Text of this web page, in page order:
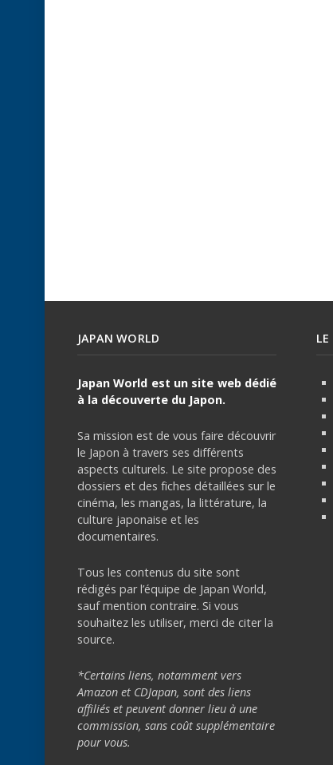
JAPAN WORLD
Japan World est un site web dédié
à la découverte du Japon.
Sa mission est de vous faire découvrir
le Japon à travers ses différents
aspects culturels. Le site propose des
dossiers et des fiches détaillées sur le
cinéma, les mangas, la littérature, la
culture japonaise et les
documentaires.
Tous les contenus du site sont
rédigés par l’équipe de Japan World,
sauf mention contraire. Si vous
souhaitez les utiliser, merci de citer la
source.
*Certains liens, notamment vers
Amazon et CDJapan, sont des liens
affiliés et peuvent donner lieu à une
commission, sans coût supplémentaire
pour vous.
LE